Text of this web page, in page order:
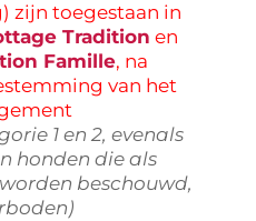
zijn toegestaan ​​in
Tradition en
Famille, na
van het
1 en 2, evenals
honden die als
beschouwd,